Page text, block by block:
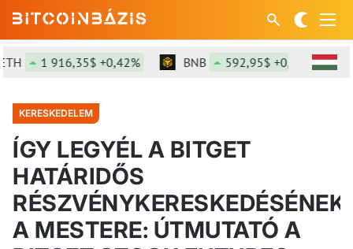
1 916,35$ +0,42% BNB 592,95$ +0,39%
KERESKEDELEM
ÍGY LEGYÉL A BITGET
HATÁRIDŐS
RÉSZVÉNYKERESKEDÉSÉNEK
A MESTERE: ÚTMUTATÓ A